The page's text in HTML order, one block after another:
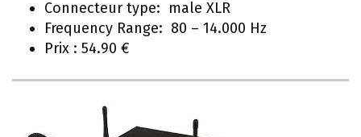
Connecteur type: male XLR
Frequency Range: 80 – 14.000 Hz
Prix : 54.90 €